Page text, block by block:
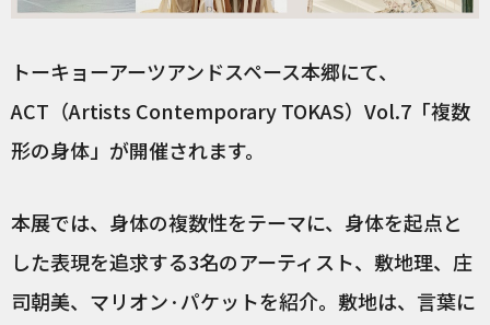
トーキョーアーツアンドスペース本郷にて、
ACT（Artists Contemporary TOKAS）Vol.7「複数
形の身体」が開催されます。
本展では、身体の複数性をテーマに、身体を起点と
した表現を追求する3名のアーティスト、敷地理、庄
司朝美、マリオン·パケットを紹介。敷地は、言葉に